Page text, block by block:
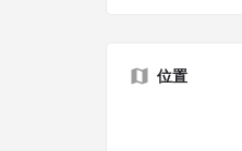
位置